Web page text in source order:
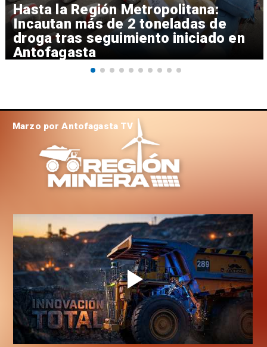
Hasta la Región Metropolitana:
Incautan más de 2 toneladas de
droga tras seguimiento iniciado en
Antofagasta
Marzo por Antofagasta TV